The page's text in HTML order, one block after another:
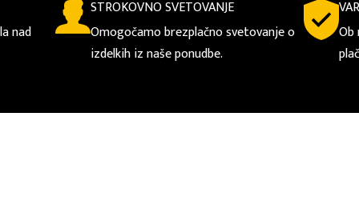
nad
STROKOVNO SVETOVANJE
Omogočamo brezplačno svetovanje o
izdelkih iz naše ponudbe.
Ob